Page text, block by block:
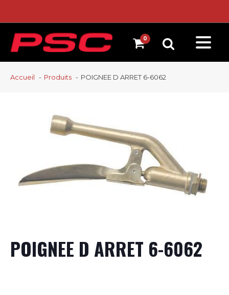
Accueil Produits POIGNEE D ARRET 6-6062
POIGNEE D ARRET 6-6062